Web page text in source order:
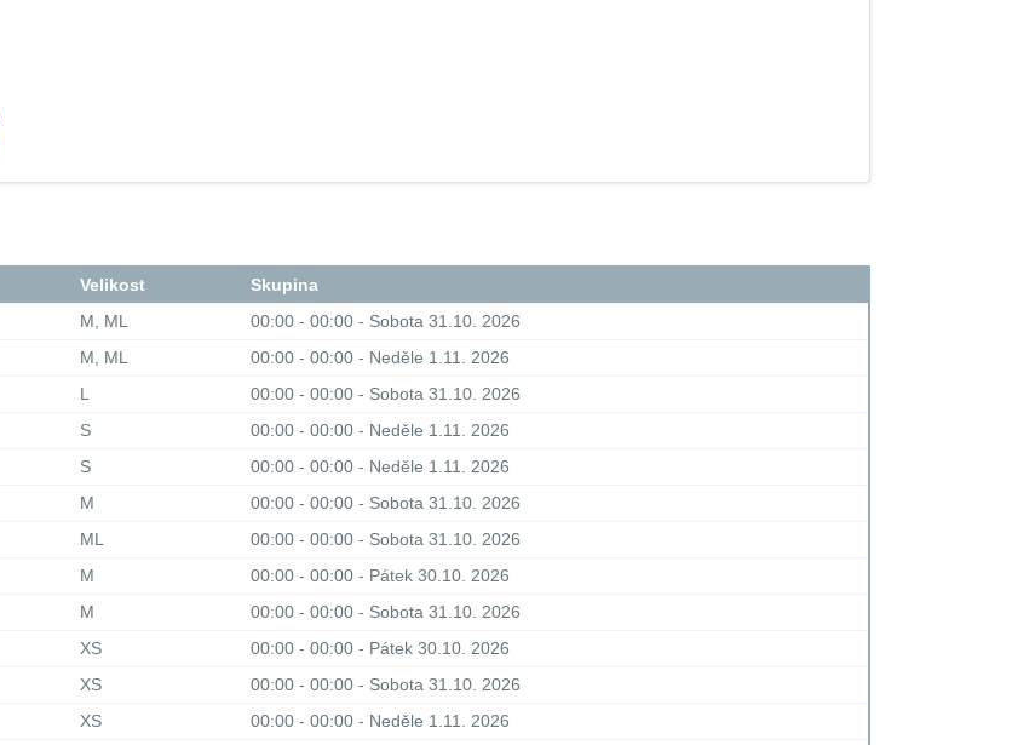
Velikost
Skupina
M, ML
00:00 - 00:00 - Sobota 31.10. 2026
M, ML
00:00 - 00:00 - Neděle 1.11. 2026
L
00:00 - 00:00 - Sobota 31.10. 2026
S
00:00 - 00:00 - Neděle 1.11. 2026
S
00:00 - 00:00 - Neděle 1.11. 2026
M
00:00 - 00:00 - Sobota 31.10. 2026
ML
00:00 - 00:00 - Sobota 31.10. 2026
M
00:00 - 00:00 - Pátek 30.10. 2026
M
00:00 - 00:00 - Sobota 31.10. 2026
XS
00:00 - 00:00 - Pátek 30.10. 2026
XS
00:00 - 00:00 - Sobota 31.10. 2026
XS
00:00 - 00:00 - Neděle 1.11. 2026